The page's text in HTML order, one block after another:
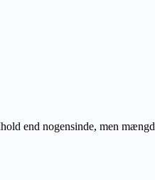
end nogensinde, men